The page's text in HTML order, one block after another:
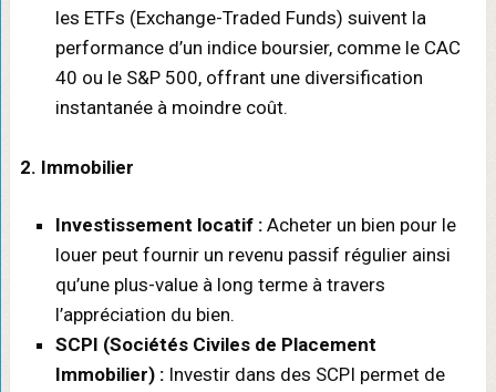
les ETFs (Exchange-Traded Funds) suivent la
performance d’un indice boursier, comme le CAC
40 ou le S&P 500, offrant une diversification
instantanée à moindre coût.
2. Immobilier
Investissement locatif :Acheter un bien pour le
louer peut fournir un revenu passif régulier ainsi
qu’une plus-value à long terme à travers
l’appréciation du bien.
SCPI (Sociétés Civiles de Placement
Immobilier) :Investir dans des SCPI permet de